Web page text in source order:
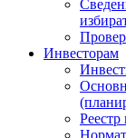
Инвесторам